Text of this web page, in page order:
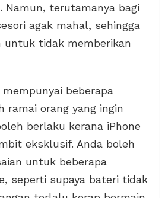
Namun, terutamanya bagi
agak mahal, sehingga
untuk tidak memberikan
beberapa
ramai orang yang ingin
berlaku kerana iPhone
eksklusif. Anda boleh
untuk beberapa
seperti supaya bateri tidak